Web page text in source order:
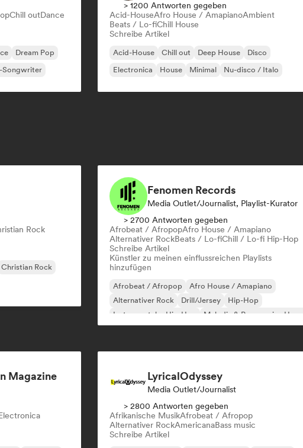
Chill outDance
Dream Pop
Songwriter
> 1200 Antworten gegeben
Acid-HouseAfro House / AmapianoAmbient
Beats / Lo-fiChill House
Schreibe Artikel
Acid-House Chill out Deep House
Disco
Electronica
House Minimal Nu-disco / Italo
Rock
Christian Rock
Fenomen Records
Media Outlet/Journalist, Playlist-Kurator
> 2700 Antworten gegeben
Afrobeat / AfropopAfro House / Amapiano
Alternativer RockBeats / Lo-fiChill / Lo-fi Hip-Hop
Schreibe Artikel
Künstler zu meinen einflussreichen Playlists
hinzufügen
Afrobeat / Afropop
Afro House / Amapiano
Alternativer Rock
Drill/Jersey
Hip-Hop
Instrumentaler Hip-Hop
Melodic & Progressive House
Magazine LyricalOdyssey
Media Outlet/Journalist
> 2800 Antworten gegeben
Afrikanische MusikAfrobeat / Afropop
Alternativer RockAmericanaBass music
Schreibe Artikel